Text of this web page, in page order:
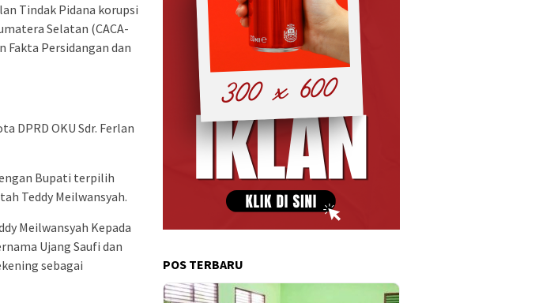
Tindak Pidana korupsi
Selatan (CACA-
Fakta Persidangan dan
DPRD OKU Sdr. Ferlan
Bupati terpilih
Teddy Meilwansyah.
Meilwansyah Kepada
Ujang Saufi dan
sebagai
POS TERBARU